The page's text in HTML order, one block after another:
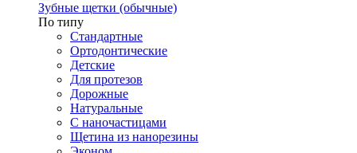
Зубные щетки (обычные)
По типу
Стандартные
Ортодонтические
Детские
Для протезов
Дорожные
Натуральные
С наночастицами
Щетина из нанорезины